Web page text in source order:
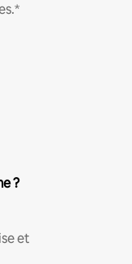
?
et